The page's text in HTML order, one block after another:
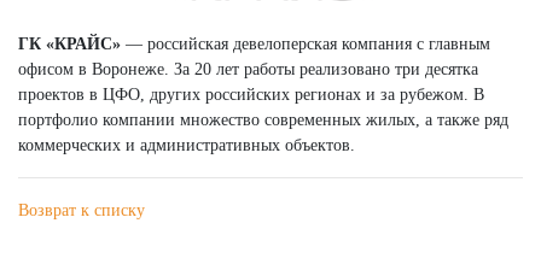
ГК «КРАЙС» — российская девелоперская компания с главным
офисом в Воронеже. За 20 лет работы реализовано три десятка
проектов в ЦФО, других российских регионах и за рубежом. В
портфолио компании множество современных жилых, а также ряд
коммерческих и административных объектов.
Возврат к списку